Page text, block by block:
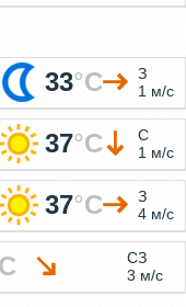
33°C
З
1 м/с
37°C
С
1 м/с
37°C
З
4 м/с
C
СЗ
3 м/с